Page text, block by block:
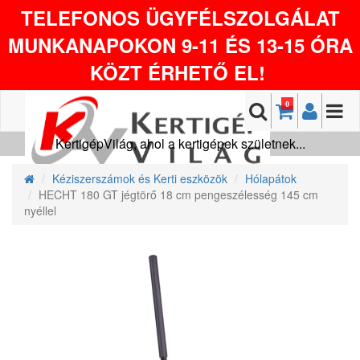
TELEFONOS ÜGYFÉLSZOLGÁLAT
MUNKANAPOKON 9-11 ÉS 13-15 ÓRA
KÖZT ÉRHETŐ EL!
0
KertigépVilág, ahol a kertigépek születnek...
Kéziszerszámok és Kerti eszközök
Hólapátok
HECHT 180 GT jégtörő 18 cm pengeszélesség 145 cm
nyéllel